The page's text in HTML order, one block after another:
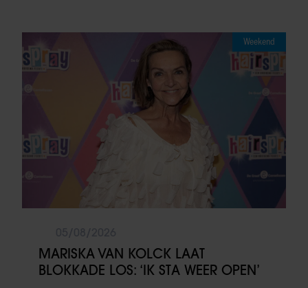
Weekend
MARISKA VAN KOLCK LAAT
BLOKKADE LOS: ‘IK STA WEER OPEN’